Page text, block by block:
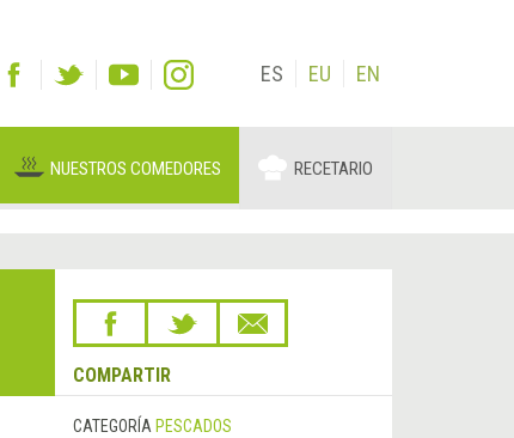
ES EU EN
NUESTROS COMEDORES RECETARIO
COMPARTIR
CATEGORÍA PESCADOS